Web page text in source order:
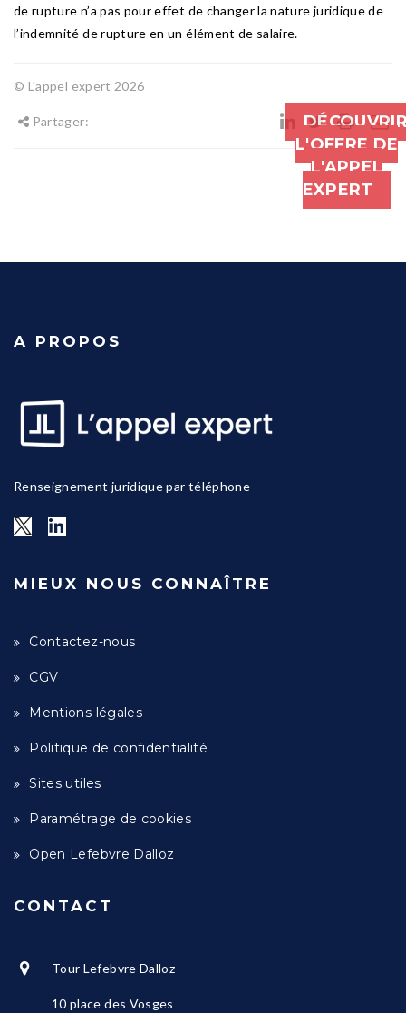
de rupture n’a pas pour effet de changer la nature juridique de
l’indemnité de rupture en un élément de salaire.
© L'appel expert 2026
Partager:
L'OFFRE DE
L'APPEL
EXPERT
A PROPOS
Renseignement juridique par téléphone
MIEUX NOUS CONNAÎTRE
Contactez-nous
CGV
Mentions légales
Politique de confidentialité
Sites utiles
Paramétrage de cookies
Open Lefebvre Dalloz
CONTACT
Tour Lefebvre Dalloz
10 place des Vosges